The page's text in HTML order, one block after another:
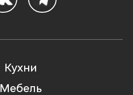
Кухни
Мебель